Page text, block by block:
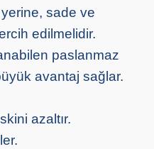
yerine, sade ve
edilmelidir.
paslanmaz
avantaj sağlar.
azaltır.